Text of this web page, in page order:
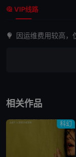
VIP线路
因运维费用较高，
相关作品
科幻